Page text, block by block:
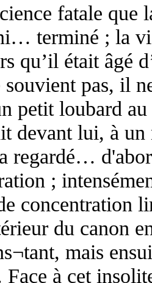
fatale
terminé ; la
qu’il était âgé
souvient pas, il
petit loubard
devant lui, à un
regardé…
;
concentration
du canon
mais
Face à cet